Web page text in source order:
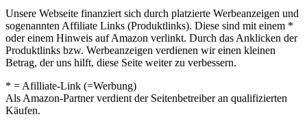
Unsere Webseite finanziert sich durch platzierte Werbeanzeigen und
sogenannten Affiliate Links (Produktlinks). Diese sind mit einem *
oder einem Hinweis auf Amazon verlinkt. Durch das Anklicken der
Produktlinks bzw. Werbeanzeigen verdienen wir einen kleinen
Betrag, der uns hilft, diese Seite weiter zu verbessern.
* = Afilliate-Link (=Werbung)
Als Amazon-Partner verdient der Seitenbetreiber an qualifizierten
Käufen.